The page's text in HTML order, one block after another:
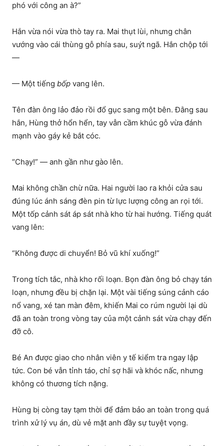
phó với công an à?”
Hắn vừa nói vừa thò tay ra. Mai thụt lùi, nhưng chân
vướng vào cái thùng gỗ phía sau, suýt ngã. Hắn chộp tới
—
— Một tiếng bốp vang lên.
Tên đàn ông lảo đảo rồi đổ gục sang một bên. Đằng sau
hắn, Hùng thở hổn hển, tay vẫn cầm khúc gỗ vừa đánh
mạnh vào gáy kẻ bắt cóc.
“Chạy!” — anh gần như gào lên.
Mai không chần chừ nữa. Hai người lao ra khỏi cửa sau
đúng lúc ánh sáng đèn pin từ lực lượng công an rọi tới.
Một tốp cảnh sát áp sát nhà kho từ hai hướng. Tiếng quát
vang lên:
“Không được di chuyển! Bỏ vũ khí xuống!”
Trong tích tắc, nhà kho rối loạn. Bọn đàn ông bỏ chạy tán
loạn, nhưng đều bị chặn lại. Một vài tiếng súng cảnh cáo
nổ vang, xé tan màn đêm, khiến Mai co rúm người lại dù
đã an toàn trong vòng tay của một cảnh sát vừa chạy đến
đỡ cô.
Bé An được giao cho nhân viên y tế kiểm tra ngay lập
tức. Con bé vẫn tỉnh táo, chỉ sợ hãi và khóc nấc, nhưng
không có thương tích nặng.
Hùng bị còng tay tạm thời để đảm bảo an toàn trong quá
trình xử lý vụ án, dù vẻ mặt anh đầy sự tuyệt vọng.